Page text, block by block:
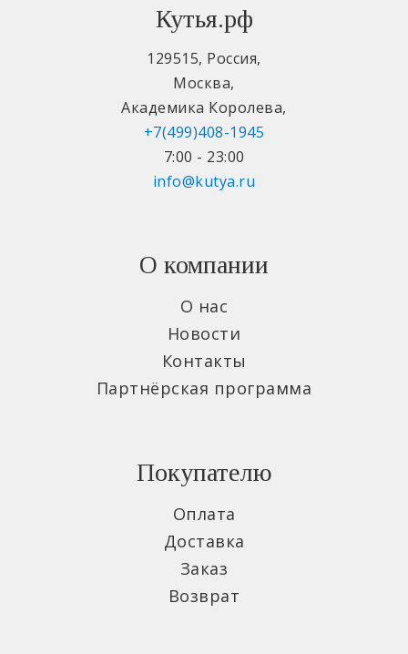
Кутья.рф
129515, Россия,
Москва,
Академика Королева,
+7(499)408-1945
7:00 - 23:00
info@kutya.ru
О компании
О нас
Новости
Контакты
Партнёрская программа
Покупателю
Оплата
Доставка
Заказ
Возврат